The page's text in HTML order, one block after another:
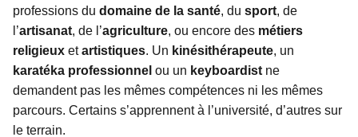
professions du domaine de la santé, du sport, de
l’artisanat, de l’agriculture, ou encore des métiers
religieux etartistiques. Un kinésithérapeute, un
karatéka professionnel ou un keyboardist ne
demandent pas les mêmes compétences ni les mêmes
parcours. Certains s’apprennent à l’université, d’autres sur
le terrain.